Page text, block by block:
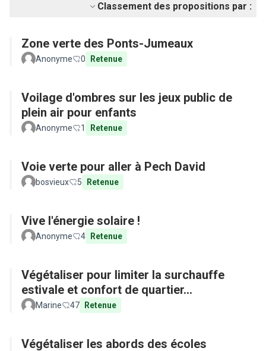
Classement des propositions par :
Zone verte des Ponts-Jumeaux
Anonyme 0 Retenue
Voilage d'ombres sur les jeux public de
plein air pour enfants
Anonyme 1 Retenue
Voie verte pour aller à Pech David
bosvieux 5 Retenue
Vive l'énergie solaire !
Anonyme 4 Retenue
Végétaliser pour limiter la surchauffe
estivale et confort de quartier...
Marine 47 Retenue
Végétaliser les abords des écoles